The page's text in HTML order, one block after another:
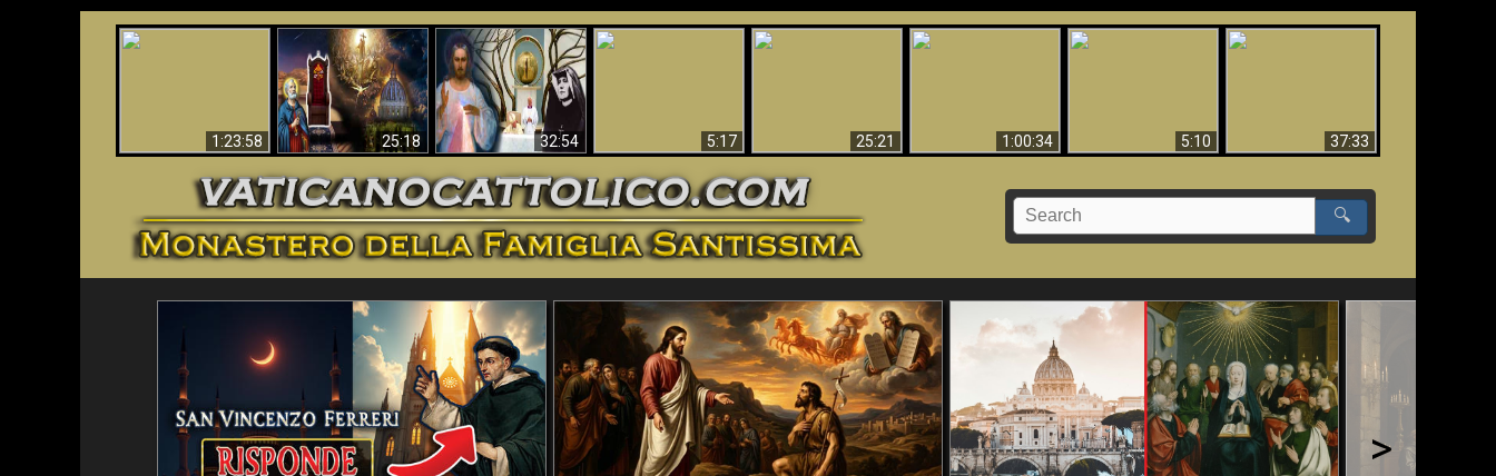
1:23:58 25:18
La Bibbia ha previsto
70 anni senza Papa?
32:54
Faustina e la Divina
Misericordia – un
inganno
5:17
25:21
1:00:34
5:10
37:33
🔍
>